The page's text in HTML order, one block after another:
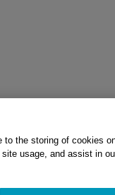
usage, and assist in